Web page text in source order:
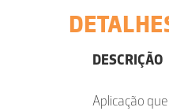
DESCRIÇÃO
Aplicação